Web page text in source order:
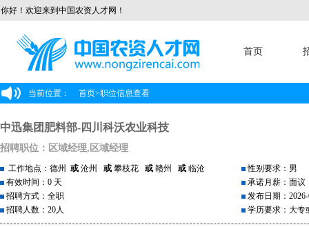
你好！欢迎来到中国农资人才网！
首页
当前位置： 首页>职位信息查看
中迅集团肥料部-四川科沃农业科技
招聘职位：区域经理,区域经理
工作地点：德州 或 沧州 或 攀枝花 或 赣州 或 临沧
有效时间：0 天
招聘方式：全职
招聘人数：20人
性别要求：男
承诺月薪：面议
发布日期：
学历要求：大专